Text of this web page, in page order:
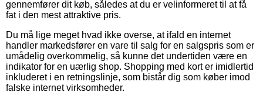
gennemfører dit køb, således at du er velinformeret til at få
fat i den mest attraktive pris.
Du må lige meget hvad ikke overse, at ifald en internet
handler markedsfører en vare til salg for en salgspris som er
umådelig overkommelig, så kunne det undertiden være en
indikator for en uærlig shop. Shopping med kort er imidlertid
inkluderet i en retningslinje, som bistår dig som køber imod
falske internet virksomheder.